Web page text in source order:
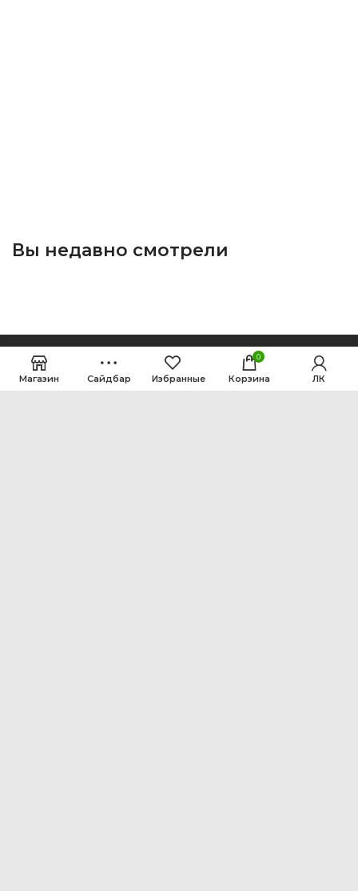
Вы недавно смотрели
Магазин Сайдбар Избранные
0
Корзина ЛК